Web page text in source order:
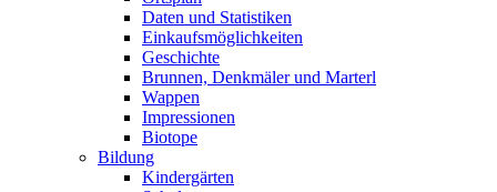
Daten und Statistiken
Einkaufsmöglichkeiten
Geschichte
Brunnen, Denkmäler und Marterl
Wappen
Impressionen
Biotope
Bildung
Kindergärten